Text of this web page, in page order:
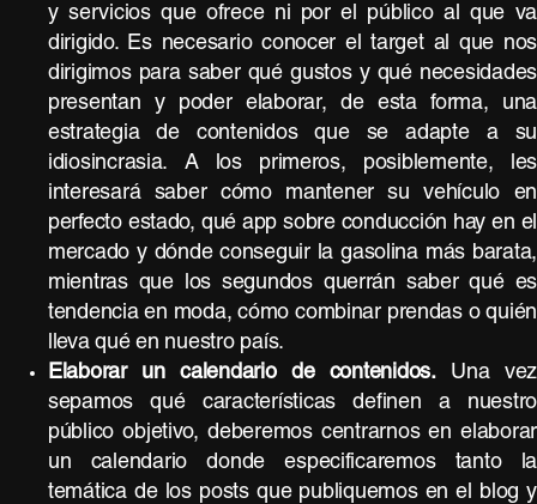
y servicios que ofrece ni por el público al que va
dirigido. Es necesario conocer el target al que nos
dirigimos para saber qué gustos y qué necesidades
presentan y poder elaborar, de esta forma, una
estrategia de contenidos que se adapte a su
idiosincrasia. A los primeros, posiblemente, les
interesará saber cómo mantener su vehículo en
perfecto estado, qué app sobre conducción hay en el
mercado y dónde conseguir la gasolina más barata,
mientras que los segundos querrán saber qué es
tendencia en moda, cómo combinar prendas o quién
lleva qué en nuestro país.
Elaborar un calendario de contenidos.Una vez
sepamos qué características definen a nuestro
público objetivo, deberemos centrarnos en elaborar
un calendario donde especificaremos tanto la
temática de los posts que publiquemos en el blog y